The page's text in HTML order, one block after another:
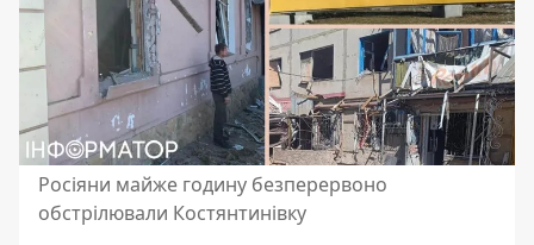
Росіяни майже годину безперервоно
обстрілювали Костянтинівку